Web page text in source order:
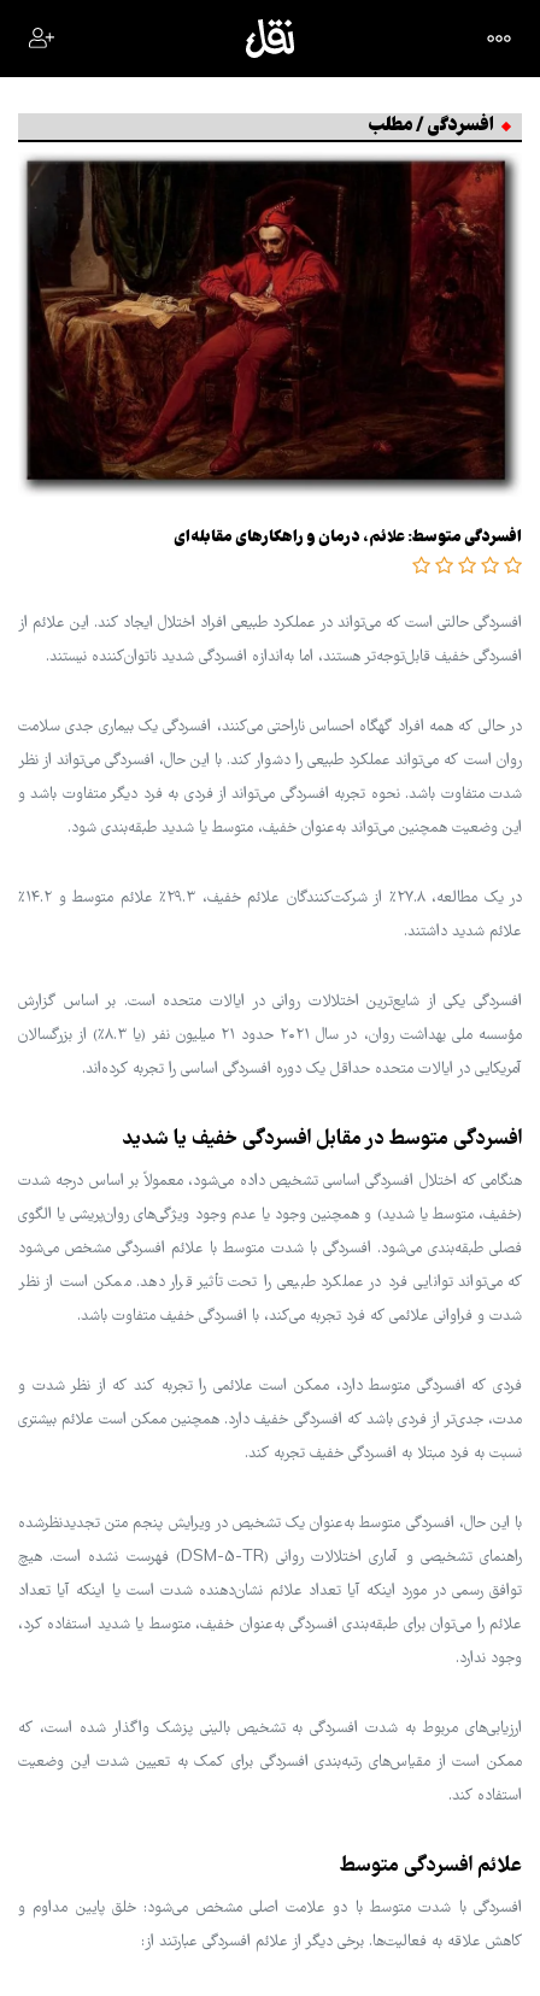
افسردگی / مطلب
افسردگی متوسط: علائم، درمان و راهکارهای مقابله‌ای
افسردگی حالتی است که می‌تواند در عملکرد طبیعی افراد اختلال ایجاد کند. این علائم از
افسردگی خفیف قابل‌توجه‌تر هستند، اما به‌اندازه افسردگی شدید ناتوان‌کننده نیستند.
در حالی که همه افراد گهگاه احساس ناراحتی می‌کنند، افسردگی یک بیماری جدی سلامت
روان است که می‌تواند عملکرد طبیعی را دشوار کند. با این حال، افسردگی می‌تواند از نظر
شدت متفاوت باشد. نحوه تجربه افسردگی می‌تواند از فردی به فرد دیگر متفاوت باشد و
این وضعیت همچنین می‌تواند به‌عنوان خفیف، متوسط یا شدید طبقه‌بندی شود.
در یک مطالعه، ۲۷.۸٪ از شرکت‌کنندگان علائم خفیف، ۲۹.۳٪ علائم متوسط و ۱۴.۲٪
علائم شدید داشتند.
افسردگی یکی از شایع‌ترین اختلالات روانی در ایالات متحده است. بر اساس گزارش
مؤسسه ملی بهداشت روان، در سال ۲۰۲۱ حدود ۲۱ میلیون نفر (یا ۸.۳٪) از بزرگسالان
آمریکایی در ایالات متحده حداقل یک دوره افسردگی اساسی را تجربه کرده‌اند.
افسردگی متوسط در مقابل افسردگی خفیف یا شدید
هنگامی که اختلال افسردگی اساسی تشخیص داده می‌شود، معمولاً بر اساس درجه شدت
(خفیف، متوسط یا شدید) و همچنین وجود یا عدم وجود ویژگی‌های روان‌پریشی یا الگوی
فصلی طبقه‌بندی می‌شود. افسردگی با شدت متوسط با علائم افسردگی مشخص می‌شود
که می‌تواند توانایی فرد در عملکرد طبیعی را تحت تأثیر قرار دهد. ممکن است از نظر
شدت و فراوانی علائمی که فرد تجربه می‌کند، با افسردگی خفیف متفاوت باشد.
فردی که افسردگی متوسط دارد، ممکن است علائمی را تجربه کند که از نظر شدت و
مدت، جدی‌تر از فردی باشد که افسردگی خفیف دارد. همچنین ممکن است علائم بیشتری
نسبت به فرد مبتلا به افسردگی خفیف تجربه کند.
با این حال، افسردگی متوسط به‌عنوان یک تشخیص در ویرایش پنجم متن تجدیدنظرشده
راهنمای تشخیصی و آماری اختلالات روانی (DSM-5-TR) فهرست نشده است. هیچ
توافق رسمی در مورد اینکه آیا تعداد علائم نشان‌دهنده شدت است یا اینکه آیا تعداد
علائم را می‌توان برای طبقه‌بندی افسردگی به‌عنوان خفیف، متوسط یا شدید استفاده کرد،
وجود ندارد.
ارزیابی‌های مربوط به شدت افسردگی به تشخیص بالینی پزشک واگذار شده است، که
ممکن است از مقیاس‌های رتبه‌بندی افسردگی برای کمک به تعیین شدت این وضعیت
استفاده کند.
علائم افسردگی متوسط
افسردگی با شدت متوسط با دو علامت اصلی مشخص می‌شود: خلق پایین مداوم و
کاهش علاقه به فعالیت‌ها. برخی دیگر از علائم افسردگی عبارتند از: